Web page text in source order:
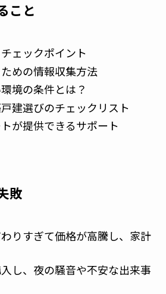
こと
ェックポイント
めの情報収集方法
境の条件とは？
建選びのチェックリスト
が提供できるサポート
敗
りすぎて価格が高騰し、家計
し、夜の騒音や不安な出来事